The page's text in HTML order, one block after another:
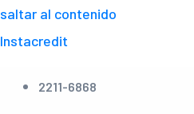
saltar al contenido
Instacredit
2211-6868